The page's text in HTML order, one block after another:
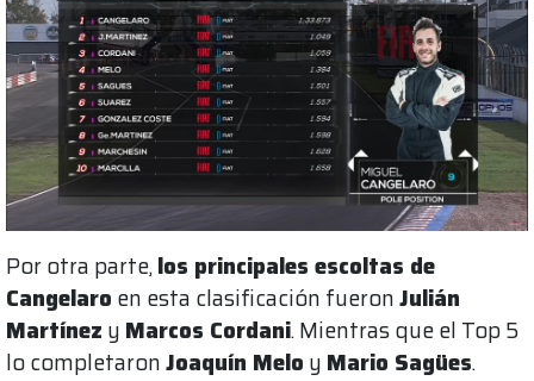
Por otra parte,los principales escoltas de
Cangelaro en esta clasificación fueronJulián
Martínez y Marcos Cordani. Mientras que el Top 5
lo completaronJoaquín Melo y Mario Sagües.